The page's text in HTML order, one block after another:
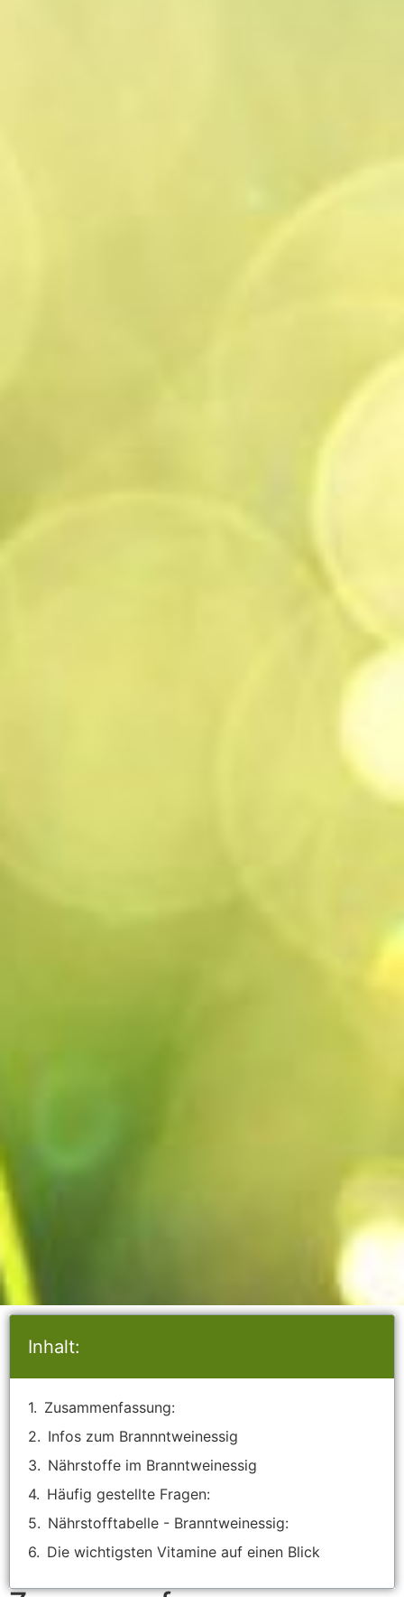
Inhalt:
Zusammenfassung:
Infos zum Brannntweinessig
Nährstoffe im Branntweinessig
Häufig gestellte Fragen:
Nährstofftabelle - Branntweinessig:
Die wichtigsten Vitamine auf einen Blick